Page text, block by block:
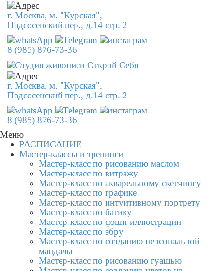
г. Москва, м. "Курская",
Подсосенский пер., д.14 стр. 2
8 (985) 876-73-36
г. Москва, м. "Курская",
Подсосенский пер., д.14 стр. 2
8 (985) 876-73-36
Меню
РАСПИСАНИЕ
Мастер-классы и тренинги
Мастер-класс по рисованию маслом
Мастер-класс по витражу
Мастер-класс по акварельному скетчингу
Мастер-класс по графике
Мастер-класс по интуитивному портрету
Мастер-класс по батику
Мастер-класс по фэшн-иллюстрации
Мастер-класс по эбру
Мастер-класс по созданию персональной
мандалы
Мастер-класс по рисованию гуашью